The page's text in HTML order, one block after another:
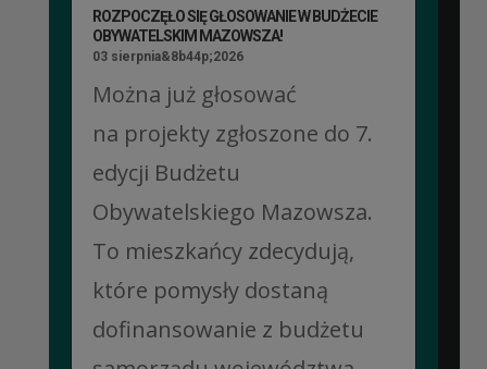
ROZPOCZĘŁO SIĘ GŁOSOWANIE W BUDŻECIE
OBYWATELSKIM MAZOWSZA!
03 sierpnia&8b44p;2026
Można już głosować
na projekty zgłoszone do 7.
edycji Budżetu
Obywatelskiego Mazowsza.
To mieszkańcy zdecydują,
które pomysły dostaną
dofinansowanie z budżetu